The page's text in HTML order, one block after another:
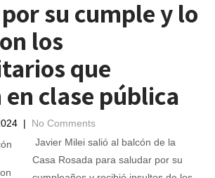
su cumple y lo
los
que
clase pública
| No Comments
Javier Milei salió al balcón de la
Casa Rosada para saludar por su